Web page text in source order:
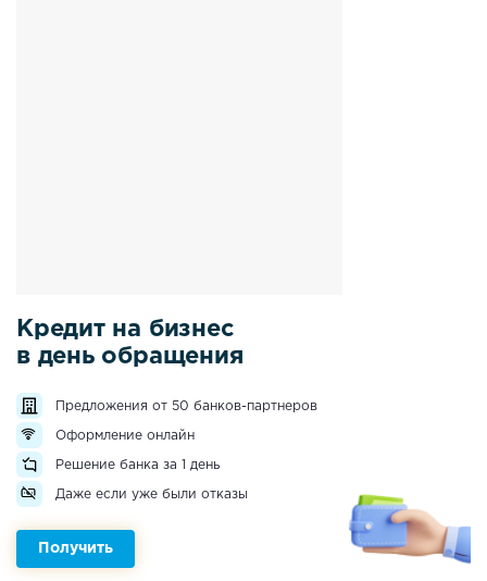
Кредит на бизнес
в день обращения
Предложения от 50 банков-партнеров
Оформление онлайн
Решение банка за 1 день
Даже если уже были отказы
Получить